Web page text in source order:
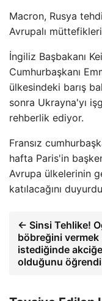
Macron, Rusya
Avrupalı
İngiliz Başbakanı
Cumhurbaşkanı
ülkesindeki barış
sonra Ukrayna'yı
rehberlik ediyor.
Fransız
hafta Paris'in
Avrupa ülkelerinin
katılacağını
← Sinsi Tehlike!
böbreğini vermek
istediğinde
olduğunu